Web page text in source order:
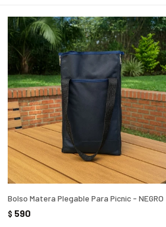
Bolso Matera Plegable Para Picnic - NEGRO
$ 590